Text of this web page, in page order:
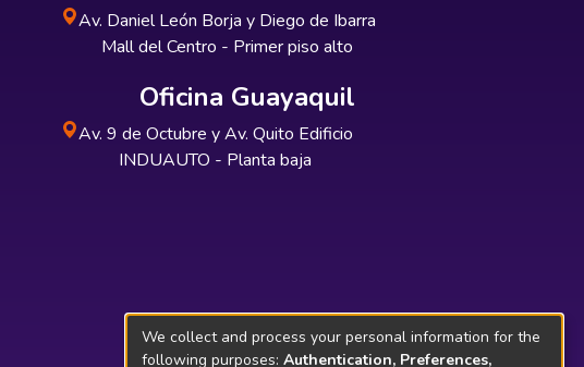
Av. Daniel León Borja y Diego de Ibarra
Mall del Centro - Primer piso alto
Oficina Guayaquil
Av. 9 de Octubre y Av. Quito Edificio
INDUAUTO - Planta baja
We collect and process your personal information for the
following purposes: Authentication, Preferences,